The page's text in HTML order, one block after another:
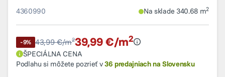
4360990 Na sklade 340.68 m2
-9% 43,99 €/m239,99 €/m2Najnižšia cena v období 30
ŠPECIÁLNA CENA
Podlahu si môžete pozrieť v36 predajniach na Slovensku